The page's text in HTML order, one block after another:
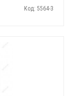
Код: 5564-3